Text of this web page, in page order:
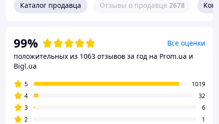
Каталог продавца Отзывы о продавце 2678
99%
Все оценки
положительных из 1063 отзывов за год на Prom.ua и
Bigl.ua
5
1019
4
32
3
6
2
1